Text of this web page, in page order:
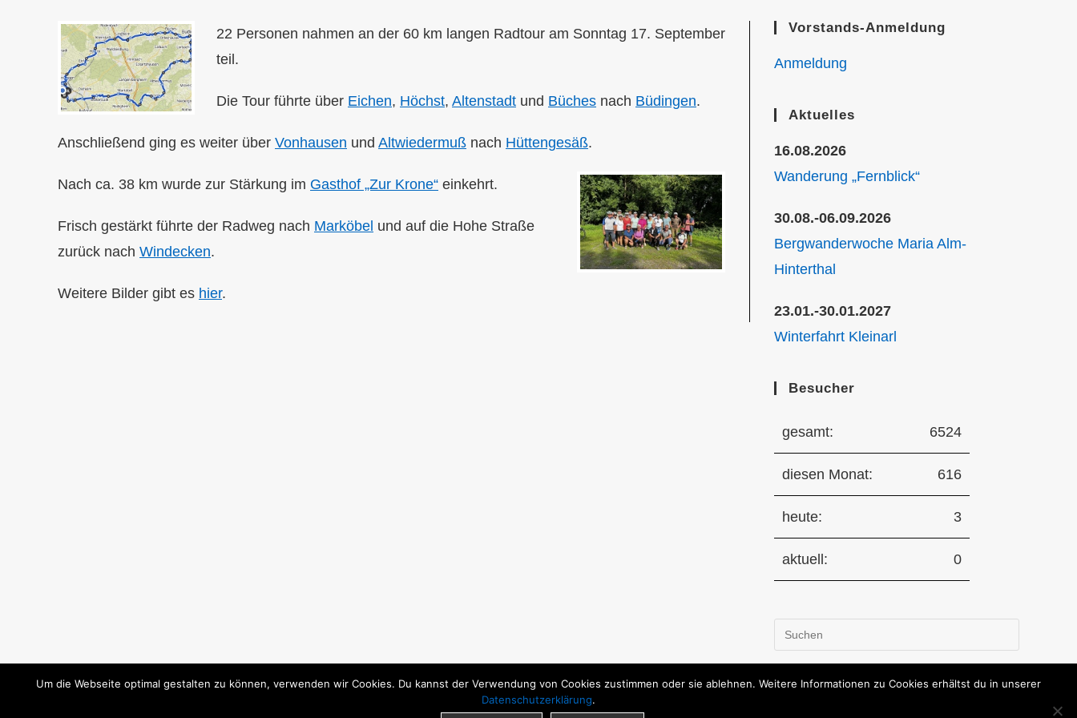
22 Personen nahmen an der 60 km langen Radtour am Sonntag 17. September
teil.
Die Tour führte über Eichen, Höchst, Altenstadt und Büches nach Büdingen.
Anschließend ging es weiter über Vonhausen und Altwiedermuß nach Hüttengesäß.
Nach ca. 38 km wurde zur Stärkung im Gasthof „Zur Krone“ einkehrt.
Frisch gestärkt führte der Radweg nach Marköbel und auf die Hohe Straße
zurück nach Windecken.
Weitere Bilder gibt es hier.
Vorstands-Anmeldung
Anmeldung
Aktuelles
16.08.2026
Wanderung „Fernblick“
30.08.-06.09.2026
Bergwanderwoche Maria Alm-
Hinterthal
23.01.-30.01.2027
Winterfahrt Kleinarl
Besucher
gesamt: 6524
diesen Monat: 616
heute: 3
aktuell: 0
Escape
to
close
Um die Webseite optimal gestalten zu können, verwenden wir Cookies. Du kannst der Verwendung von Cookies zustimmen oder sie ablehnen. Weitere Informationen zu Cookies erhältst du in unserer
Datenschutzerklärung.